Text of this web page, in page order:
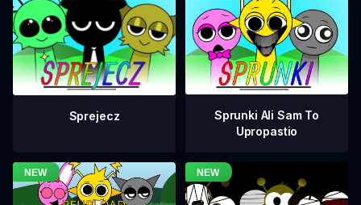
Sprejecz
Sprunki Ali Sam To
Upropastio